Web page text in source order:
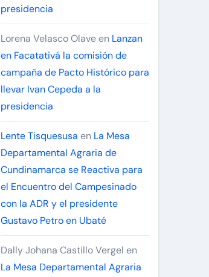
presidencia
Lorena Velasco Olaveen Lanzan
en Facatativá la comisión de
campaña de Pacto Histórico para
llevar Ivan Cepeda a la
presidencia
Lente Tisquesusa en La Mesa
Departamental Agraria de
Cundinamarca se Reactiva para
el Encuentro del Campesinado
con la ADR y el presidente
Gustavo Petro en Ubaté
Dally Johana Castillo Vergel en
La Mesa Departamental Agraria